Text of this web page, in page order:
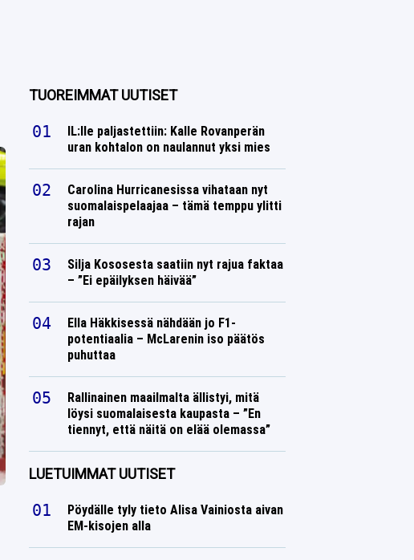
TUOREIMMAT UUTISET
IL:lle paljastettiin: Kalle Rovanperän
uran kohtalon on naulannut yksi mies
Carolina Hurricanesissa vihataan nyt
suomalaispelaajaa – tämä temppu ylitti
rajan
Silja Kososesta saatiin nyt rajua faktaa
– ”Ei epäilyksen häivää”
Ella Häkkisessä nähdään jo F1-
potentiaalia – McLarenin iso päätös
puhuttaa
Rallinainen maailmalta ällistyi, mitä
löysi suomalaisesta kaupasta – ”En
tiennyt, että näitä on elää olemassa”
LUETUIMMAT UUTISET
Pöydälle tyly tieto Alisa Vainiosta aivan
EM-kisojen alla